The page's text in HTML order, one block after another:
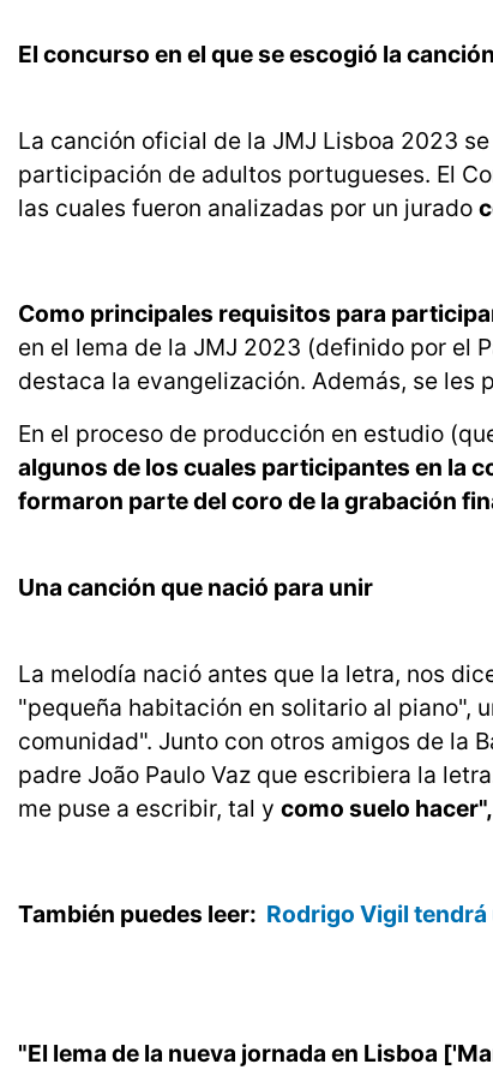
El concurso en el que se escogió la canción
La canción oficial de la JMJ Lisboa 2023
participación de adultos portugueses. El
las cuales fueron analizadas por un jurado
Como principales requisitos para
en el lema de la JMJ 2023 (definido por el
destaca la evangelización. Además, se
En el proceso de producción en estudio
algunos de los cuales participantes en la
formaron parte del coro de la grabación
Una canción que nació para unir
La melodía nació antes que la letra, nos
"pequeña habitación en solitario al piano",
comunidad". Junto con otros amigos de la
padre João Paulo Vaz que escribiera la
me puse a escribir, tal y como suelo
También puedes leer: Rodrigo Vigil tendrá
"El lema de la nueva jornada en Lisboa